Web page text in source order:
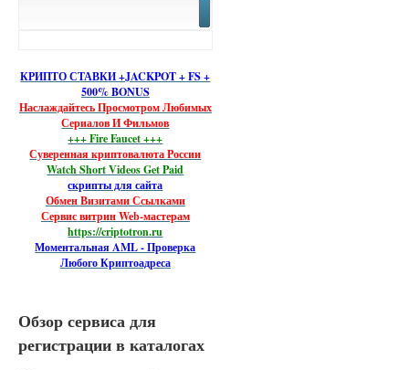
КРИПТО СТАВКИ +JACKPOT + FS +
500% BONUS
Наслаждайтесь Просмотром Любимых
Сериалов И Фильмов
+++ Fire Faucet +++
Суверенная криптовалюта России
Watch Short Videos Get Paid
скрипты для сайта
Обмен Визитами Ссылками
Сервис витрин Web-мастерам
https://criptotron.ru
Моментальная AML - Проверка
Любого Криптоадреса
Обзор сервиса для
регистрации в каталогах